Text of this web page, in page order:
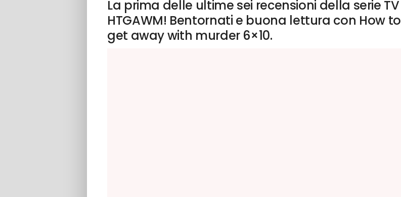
La prima delle ultime sei recensioni della serie TV
HTGAWM! Bentornati e buona lettura con How to
get away with murder 6×10.